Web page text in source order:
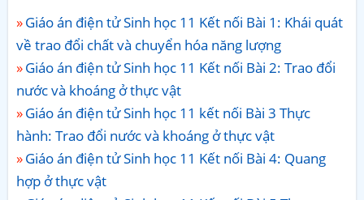
Giáo án điện tử Sinh học 11 Kết nối Bài 1: Khái quát
về trao đổi chất và chuyển hóa năng lượng
Giáo án điện tử Sinh học 11 Kết nối Bài 2: Trao đổi
nước và khoáng ở thực vật
Giáo án điện tử Sinh học 11 kết nối Bài 3 Thực
hành: Trao đổi nước và khoáng ở thực vật
Giáo án điện tử Sinh học 11 Kết nối Bài 4: Quang
hợp ở thực vật